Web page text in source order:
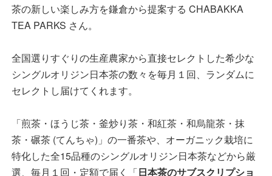
茶の新しい楽しみ方を鎌倉から提案する CHABAKKA
TEA PARKS さん。
全国選りすぐりの生産農家から直接セレクトした希少な
シングルオリジン日本茶の数々を毎月１回、ランダムに
セレクトし届けてくれます。
「煎茶・ほうじ茶・釜炒り茶・和紅茶・和烏龍茶・抹
茶・碾茶 (てんちゃ)」の一番茶や、オーガニック栽培に
特化した全15品種のシングルオリジン日本茶などから厳
選、毎月１回・定額で届く「日本茶のサブスクリプショ